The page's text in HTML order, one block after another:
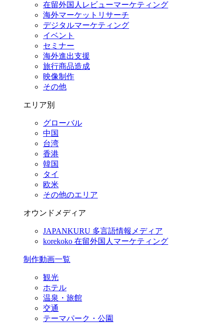
在留外国⼈レビューマーケティング
海外マーケットリサーチ
デジタルマーケティング
イベント
セミナー
海外進出支援
旅行商品造成
映像制作
その他
エリア別
グローバル
中国
台湾
香港
韓国
タイ
欧米
その他のエリア
オウンドメディア
JAPANKURU 多言語情報メディア
korekoko 在留外国人マーケティング
制作動画一覧
観光
ホテル
温泉・旅館
交通
テーマパーク・公園